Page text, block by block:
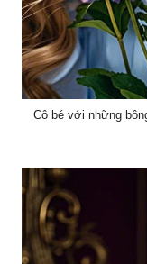
Cô bé với những